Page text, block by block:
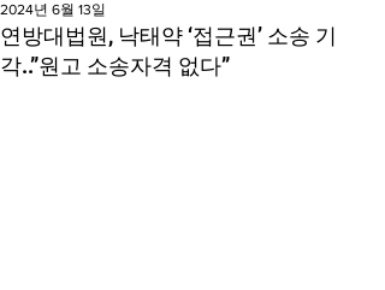
연방대법원, 낙태약 ‘접근권’ 소송 기
각..”원고 소송자격 없다”
2024년 6월 13일